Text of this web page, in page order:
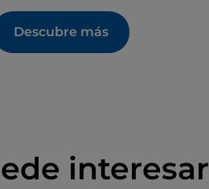
Descubre más
interesar